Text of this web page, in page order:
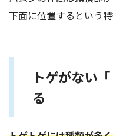
下面に位置するという特
トゲがない
る